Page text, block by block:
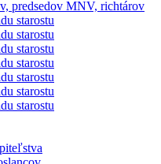
predsedov MNV, richtárov
starostu
starostu
starostu
starostu
starostu
starostu
starostu